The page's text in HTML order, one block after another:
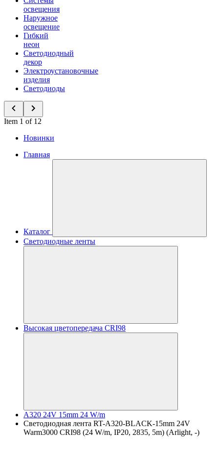
освещения
Наружное
освещение
Гибкий
неон
Светодиодный
декор
Электроустановочные
изделия
Светодиоды
Item 1 of 12
Новинки
Главная
Каталог
Светодиодные ленты
Высокая цветопередача CRI98
A320 24V 15mm 24 W/m
Светодиодная лента RT-A320-BLACK-15mm 24V
Warm3000 CRI98 (24 W/m, IP20, 2835, 5m) (Arlight, -)